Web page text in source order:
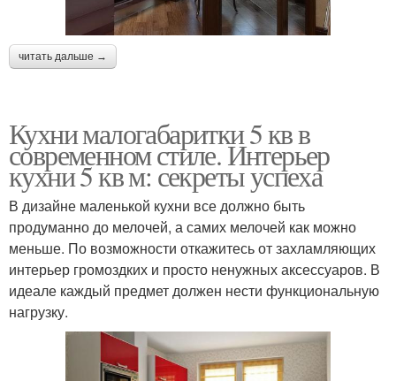
читать дальше →
Кухни малогабаритки 5 кв в
современном стиле. Интерьер
кухни 5 кв м: секреты успеха
В дизайне маленькой кухни все должно быть
продуманно до мелочей, а самих мелочей как можно
меньше. По возможности откажитесь от захламляющих
интерьер громоздких и просто ненужных аксессуаров. В
идеале каждый предмет должен нести функциональную
нагрузку.